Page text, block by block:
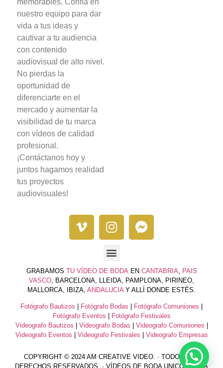
nuestro equipo para dar
vida a tus ideas y
cautivar a tu audiencia
con contenido
audiovisual de alto nivel.
No pierdas la
oportunidad de
diferenciarte en el
mercado y aumentar la
visibilidad de tu marca
con vídeos de calidad
profesional.
¡Contáctanos hoy y
juntos hagamos realidad
tus proyectos
audiovisuales!
GRABAMOS TU VÍDEO DE BODA EN CANTABRIA
PAIS
VASCO , BARCELONA, LLEIDA, PAMPLONA, PIRINEO,
MALLORCA, IBIZA, ANDALUCIA Y ALLÍ DONDE ESTÉS.
Fotógrafo Bautizos Fotógrafo Bodas Fotógrafo Comuniones
Fotógrafo Eventos
Fotógrafo Festivales
Videografo Bautizos
Videografo Bodas Videografo Comuniones
Videografo Eventos
Videografo Festivales Videografo Empresas
COPYRIGHT © 2024 AM CREATIVE VIDEO. · TODOS LOS
DERECHOS RESERVADOS. · VÍDEOS DE BODA UNICOS PARA